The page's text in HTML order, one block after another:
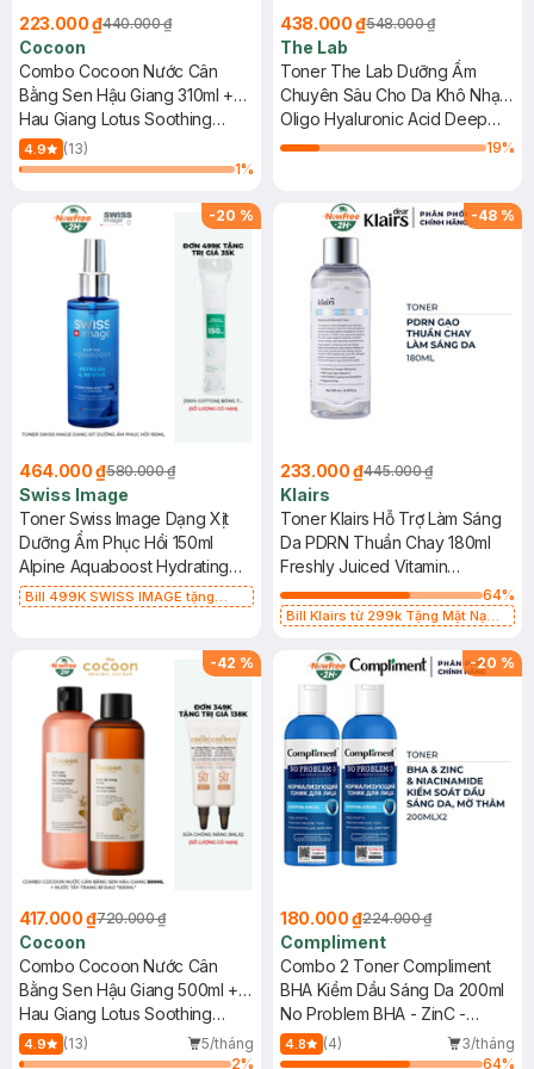
223.000 ₫440.000 ₫
Cocoon
Combo Cocoon Nước Cân
Bằng Sen Hậu Giang 310ml +
Nước Tẩy Trang Bí Đao 140ml
Hau Giang Lotus Soothing
Toner + Winter Melon Micellar
Water
4.9
(13)
1%
438.000 ₫548.000 ₫
The Lab
Toner The Lab Dưỡng Ẩm
Chuyên Sâu Cho Da Khô Nhạy
Cảm 200ml
Oligo Hyaluronic Acid Deep
Toner
19%
-20 %
464.000 ₫580.000 ₫
Swiss Image
Toner Swiss Image Dạng Xịt
Dưỡng Ẩm Phục Hồi 150ml
Alpine Aquaboost Hydrating
Mist Toner
Bill 499K SWISS IMAGE tặng
-48 %
233.000 ₫445.000 ₫
Klairs
Toner Klairs Hỗ Trợ Làm Sáng
Da PDRN Thuần Chay 180ml
Freshly Juiced Vitamin
Essence Toner
64%
Bill Klairs từ 299k Tặng Mặt Nạ
25ml (SL Có Hạn)
-42 %
417.000 ₫720.000 ₫
Cocoon
Combo Cocoon Nước Cân
Bằng Sen Hậu Giang 500ml +
Nước Tẩy Trang Bí Đao 500ml
Hau Giang Lotus Soothing
Toner + Winter Melon Micellar
Water
4.9 (13)
5/tháng
2%
-20 %
180.000 ₫224.000 ₫
Compliment
Combo 2 Toner Compliment
BHA Kiềm Dầu Sáng Da 200ml
No Problem BHA - ZinC -
Niacinamide
4.8 (4)
3/tháng
64%